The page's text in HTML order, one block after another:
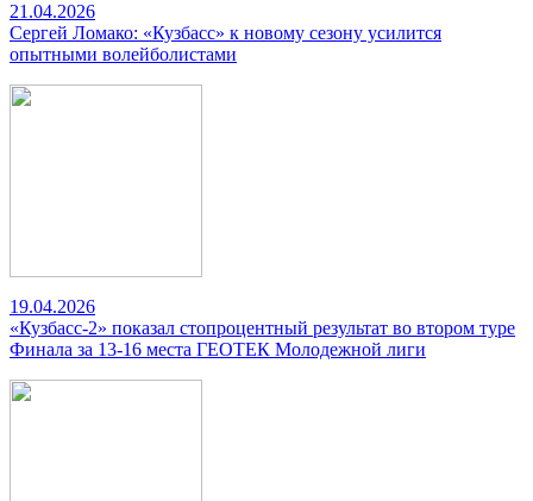
21.04.2026
Сергей Ломако: «Кузбасс» к новому сезону усилится
опытными волейболистами
19.04.2026
«Кузбасс-2» показал стопроцентный результат во втором туре
Финала за 13-16 места ГЕОТЕК Молодежной лиги